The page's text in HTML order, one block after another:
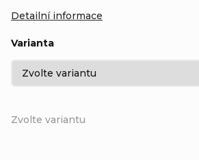
Zvolte variantu
Varianta
Detailní informace